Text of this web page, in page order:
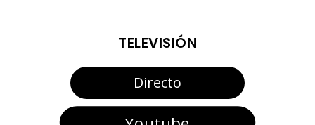
TELEVISIÓN
Directo